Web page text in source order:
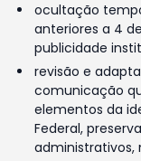
ocultação
anteriores a 4
publicidade
revisão e
comunicação
elementos da
Federal,
administrativos,